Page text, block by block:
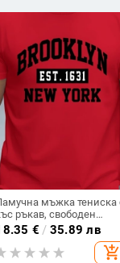
мъжка тениска
ръкав, свободен
кръгло деколте,
принт, творчески дизайн
€ / 35.89 лв
add_shopping_cart